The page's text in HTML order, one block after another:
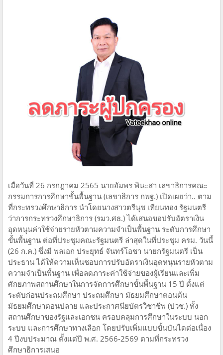
เมื่อวันที่ 26 กรกฎาคม 2565 นายอัมพร พินะสา เลขาธิการคณะ
กรรมการการศึกษาขั้นพื้นฐาน (เลขาธิการ กพฐ.) เปิดเผยว่า.. ตาม
ที่กระทรวงศึกษาธิการ นำโดยนางสาวตรีนุช เทียนทอง รัฐมนตรี
ว่าการกระทรวงศึกษาธิการ (รมว.ศธ.) ได้เสนอขอปรับอัตราเงิน
อุดหนุนค่าใช้จ่ายรายหัวตามความจำเป็นพื้นฐาน ระดับการศึกษา
ขั้นพื้นฐาน ต่อที่ประชุมคณะรัฐมนตรี ล่าสุดในที่ประชุม ครม. วันนี้
(26 ก.ค.) ซึ่งมี พลเอก ประยุทธ์ จันทร์โอชา นายกรัฐมนตรี เป็น
ประธาน ได้ให้ความเห็นชอบการปรับอัตราเงินอุดหนุนรายหัวตาม
ความจำเป็นพื้นฐาน เพื่อลดภาระค่าใช้จ่ายของผู้เรียนและเพิ่ม
ศักยภาพสถานศึกษาในการจัดการศึกษาขั้นพื้นฐาน 15 ปี ตั้งแต่
ระดับก่อนประถมศึกษา ประถมศึกษา มัธยมศึกษาตอนต้น
มัธยมศึกษาตอนปลาย และประกาศนียบัตรวิชาชีพ (ปวช.) ทั้ง
สถานศึกษาของรัฐและเอกชน ครอบคลุมการศึกษาในระบบ นอก
ระบบ และการศึกษาทางเลือก โดยปรับเพิ่มแบบขั้นบันไดต่อเนื่อง
4 ปีงบประมาณ ตั้งแต่ปี พ.ศ. 2566-2569 ตามที่กระทรวง
ศึกษาธิการเสนอ